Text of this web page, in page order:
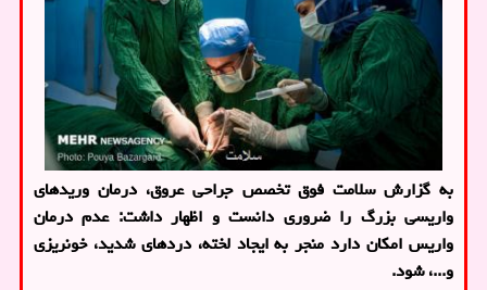
به گزارش سلامت فوق تخصص جراحی عروق، درمان وریدهای
واریسی بزرگ را ضروری دانست و اظهار داشت: عدم درمان
واریس امکان دارد منجر به ایجاد لخته، دردهای شدید، خونریزی
و...، شود.